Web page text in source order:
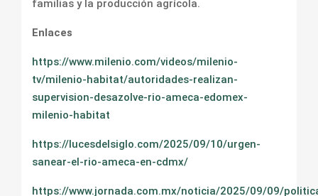
familias y la producción agrícola.
Enlaces
https://www.milenio.com/videos/milenio-
tv/milenio-habitat/autoridades-realizan-
supervision-desazolve-rio-ameca-edomex-
milenio-habitat
https://lucesdelsiglo.com/2025/09/10/urgen-
sanear-el-rio-ameca-en-cdmx/
https://www.jornada.com.mx/noticia/2025/09/09/